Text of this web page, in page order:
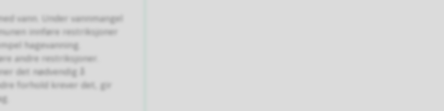
vann. Under vannmangel
innføre restriksjoner
hagevanning.
andre restriksjoner.
det nødvendig å
forhold krever det, gir